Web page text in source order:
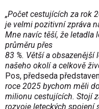
„Počet cestujících za rok
je velmi pozitivní zpráva
Mne navíc těší, že letadla
průměru přes
83 %. Větší a
našeho okolí a celkově
Pos, předseda
roce 2025 bychom měli
milionu cestujících. Stojí
rozvoje leteckých spojení